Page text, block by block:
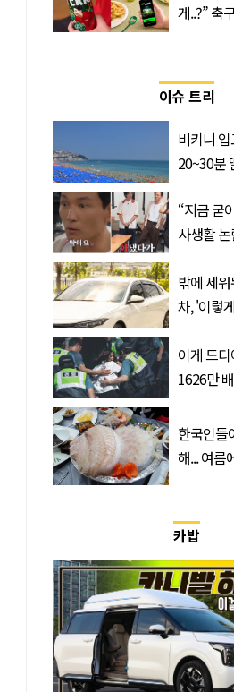
게..?” 축
이슈 트리
비키니
20~30분
속출, 반
“지금 굳
사생활
밖에 세
차, '이렇
이게 드
1626만
한국인들
해... 여름
카밥